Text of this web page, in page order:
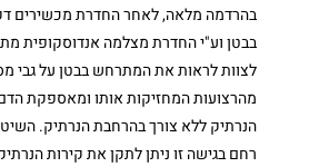
בהרדמה מלאה, לאחר החדרת מכשירים
בבטן וע"י החדרת מצלמה אנדוסקופית
לצוות לראות את המתרחש בבטן על גבי
מהרצועות המחזיקות אותו ומאספקת
הנרתיק ללא צורך בהרחבת הנרתיק.
רחם בגישה זו ניתן לתקן את קירות